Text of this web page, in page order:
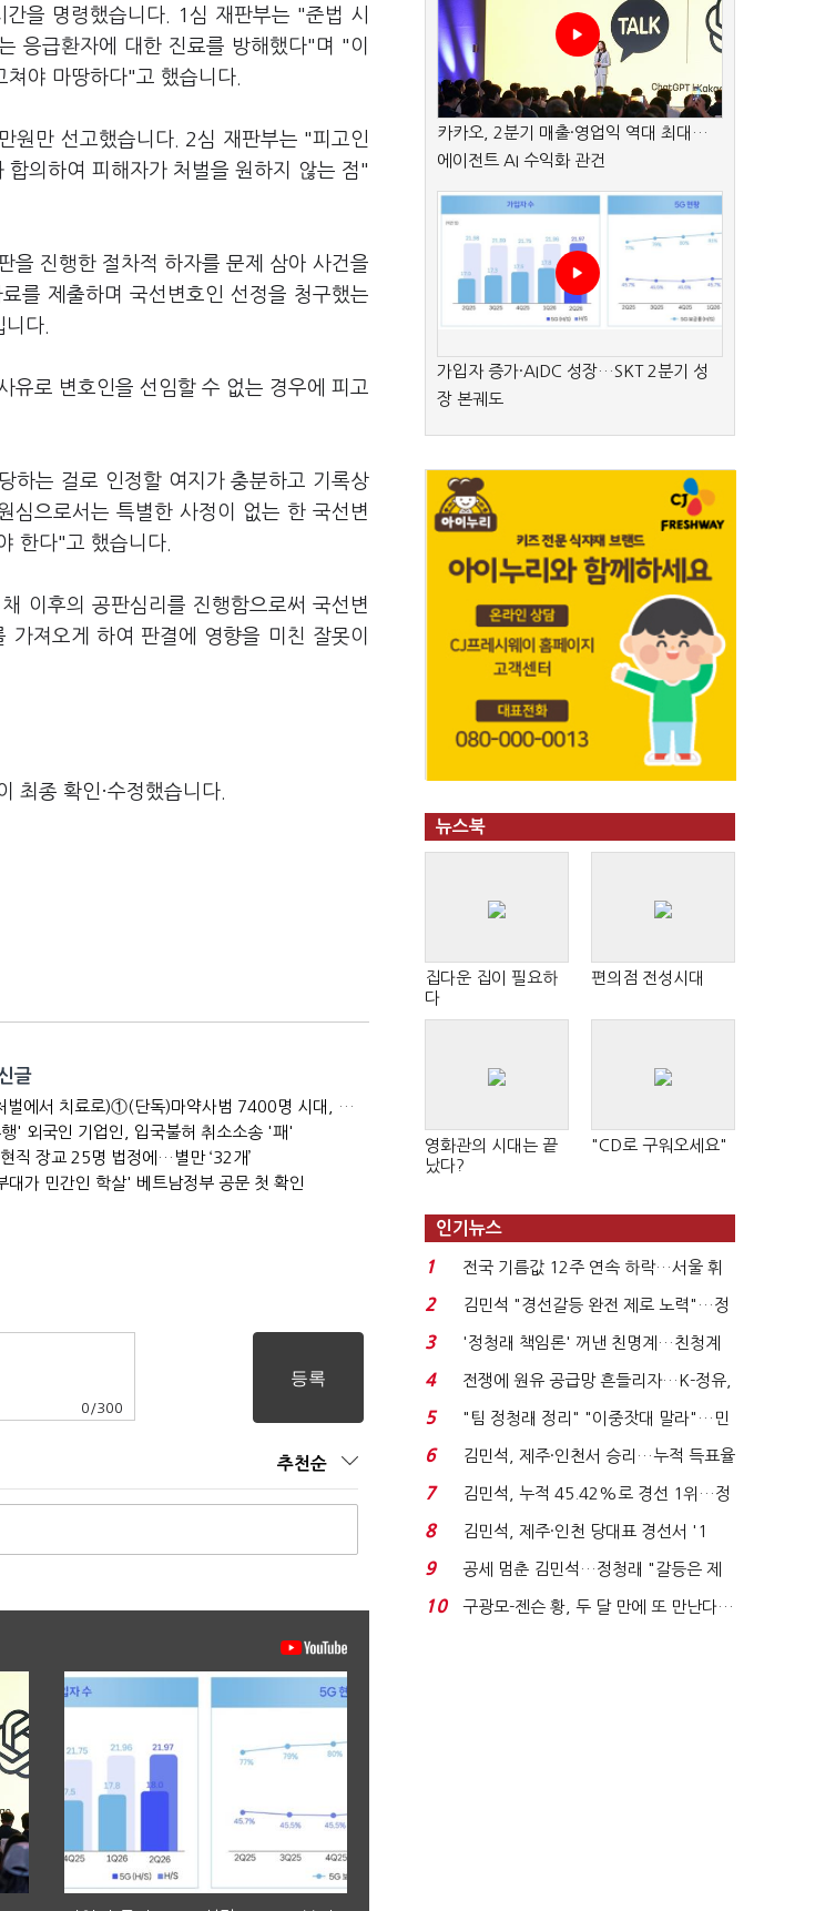
을 명령했습니다. 1심 재판부는 "준법 시
응급환자에 대한 진료를 방해했다"며 "이
야 마땅하다"고 했습니다.
원만 선고했습니다. 2심 재판부는 "피고인
의하여 피해자가 처벌을 원하지 않는 점"
을 진행한 절차적 하자를 문제 삼아 사건을
를 제출하며 국선변호인 선정을 청구했는
다.
유로 변호인을 선임할 수 없는 경우에 피고
하는 걸로 인정할 여지가 충분하고 기록상
심으로서는 특별한 사정이 없는 한 국선변
한다"고 했습니다.
이후의 공판심리를 진행함으로써 국선변
져오게 하여 판결에 영향을 미친 잘못이
최종 확인·수정했습니다.
글
(마약범죄, 처벌에서 치료로)①(단독)마약사범 7400명 시대, 담장 안 '치료 혁명'…광주교도소의 도전
' 외국인 기업인, 입국불허 취소소송 '패'
직 장교 25명 법정에…별만 ‘32개’
대가 민간인 학살' 베트남정부 공문 첫 확인
0 /300
추천순
카카오, 2분기 매출·영업익 역대 최대…
에이전트 AI 수익화 관건
가입자 증가·AIDC 성장…SKT 2분기 성
장 본궤도
뉴스북
집다운 집이 필요하
다
편의점 전성시대
영화관의 시대는 끝
났다?
"CD로 구워오세요"
인기뉴스
1
전국 기름값 12주 연속 하락…서울 휘
발윳값 1909원...
2
김민석 "경선갈등 완전 제로 노력"…정
청래 "반명 공세 사...
3
'정청래 책임론' 꺼낸 친명계…친청계
는 추가투표 때리기...
4
전쟁에 원유 공급망 흔들리자…K-정유,
에너지안보 핵심...
5
"팀 정청래 정리" "이중잣대 말라"…민
주 최고위원 계파 다...
6
김민석, 제주·인천서 승리…누적 득표율
'1위 탈환'(종합)...
7
김민석, 누적 45.42%로 경선 1위…정
청래와 격차 0.86%p(...
8
김민석, 제주·인천 당대표 경선서 '1
위'(1보)...
9
공세 멈춘 김민석…정청래 "갈등은 제
가 수습"
10
구광모-젠슨 황, 두 달 만에 또 만난다…